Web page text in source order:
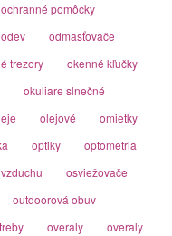
ochranné pomôcky
odmasťovače
trezory
okenné kľučky
okuliare slnečné
olejové
omietky
optiky
optometria
osviežovače
outdoorová obuv
overaly
overaly